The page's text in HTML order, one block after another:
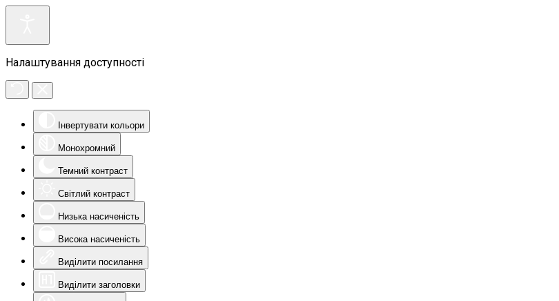
Налаштування доступності
Інвертувати кольори
Монохромний
Темний контраст
Світлий контраст
Низька насиченість
Висока насиченість
Виділити посилання
Виділити заголовки